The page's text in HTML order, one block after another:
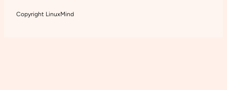
Copyright LinuxMind